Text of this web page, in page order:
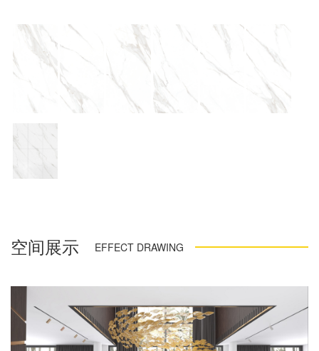
空间展示 EFFECT DRAWING